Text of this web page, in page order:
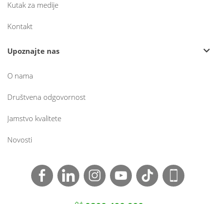
Kutak za medije
Kontakt
Upoznajte nas
O nama
Društvena odgovornost
Jamstvo kvalitete
Novosti